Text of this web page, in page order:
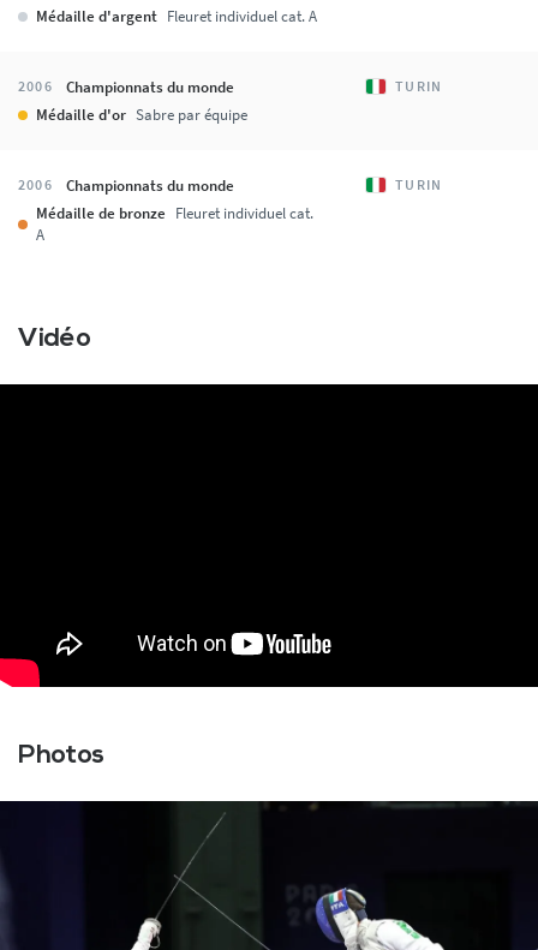
Médaille d'argent Fleuret individuel cat. A
2006 Championnats du monde TURIN
Médaille d'or Sabre par équipe
2006 Championnats du monde TURIN
Médaille de bronze Fleuret individuel cat.
A
Vidéo
Photos